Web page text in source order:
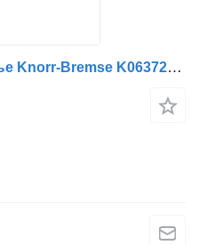
Главен вентил за сопирање Knorr-Bremse K063720 за камион влекач Volvo